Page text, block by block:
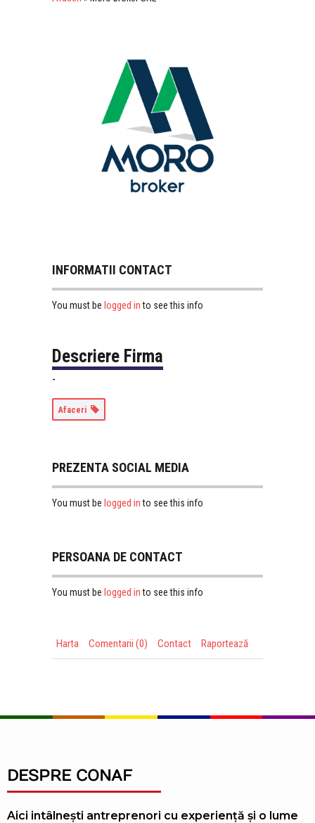
INFORMATII CONTACT
You must be logged into see this info
Descriere Firma
-
Afaceri
PREZENTA SOCIAL MEDIA
You must be logged into see this info
PERSOANA DE CONTACT
You must be logged into see this info
Harta Comentarii (0) Contact Raportează
DESPRE CONAF
Aici intâlnești antreprenori cu experiență și o lume